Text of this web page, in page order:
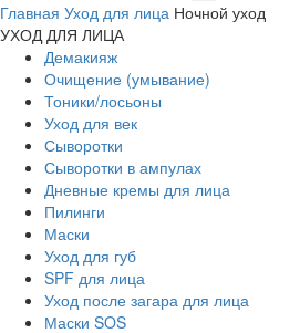
Главная Уход для лица Ночной уход
УХОД ДЛЯ ЛИЦА
Демакияж
Очищение (умывание)
Тоники/лосьоны
Уход для век
Сыворотки
Сыворотки в ампулах
Дневные кремы для лица
Пилинги
Маски
Уход для губ
SPF для лица
Уход после загара для лица
Маски SOS